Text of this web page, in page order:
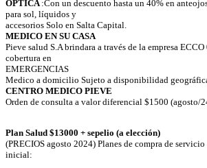
OPTICA :Con un descuento hasta un 40% en
para sol, líquidos y
accesorios Solo en Salta Capital.
MEDICO EN SU CASA
Pieve salud S.A brindara a través de la empresa
cobertura en
EMERGENCIAS
Medico a domicilio Sujeto a disponibilidad
CENTRO MEDICO PIEVE
Orden de consulta a valor diferencial $1500 (agosto/
Plan Salud $13000 + sepelio (a elección)
(PRECIOS agosto 2024) Planes de compra de
inicial: